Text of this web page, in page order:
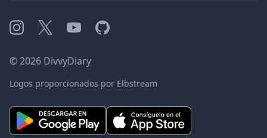
Instagram
X YouTubeGitHub
©2026 DivvyDiary
Logos proporcionados por Elbstream